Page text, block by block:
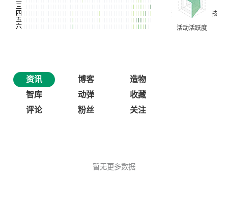
资讯 博客
造物
智库
动弹
收藏
评论
粉丝 关注
暂无更多数据